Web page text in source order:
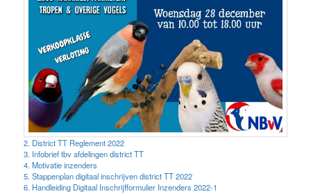
2. District TT Reglement 2022
3. Infobrief tbv afdelingen district TT
4. Motivatie inzenders
5. Stappenplan digitaal inschrijven district TT 2022
6. Handleiding Digitaal Inschrijfformulier Inzenders 2022-1